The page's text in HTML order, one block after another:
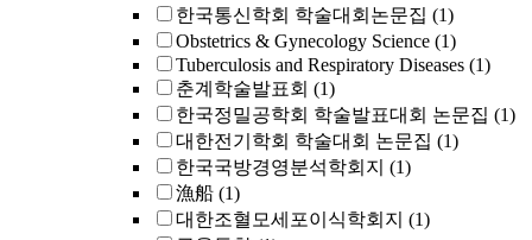
한국통신학회 학술대회논문집 (1)
Obstetrics & Gynecology Science (1)
Tuberculosis and Respiratory Diseases (1)
춘계학술발표회 (1)
한국정밀공학회 학술발표대회 논문집 (1)
대한전기학회 학술대회 논문집 (1)
한국국방경영분석학회지 (1)
漁船 (1)
대한조혈모세포이식학회지 (1)